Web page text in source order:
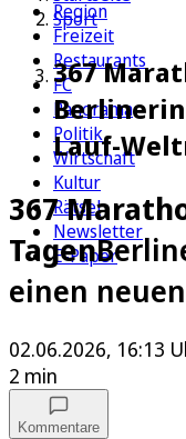
Region
Freizeit
Restaurants
FC
Panorama
Politik
Wirtschaft
Kultur
Rätsel
Newsletter
E-Paper
Sport
367
Lauf-
367
Tagen
einen
02.06.2026, 16:13
2 min
Kommentare